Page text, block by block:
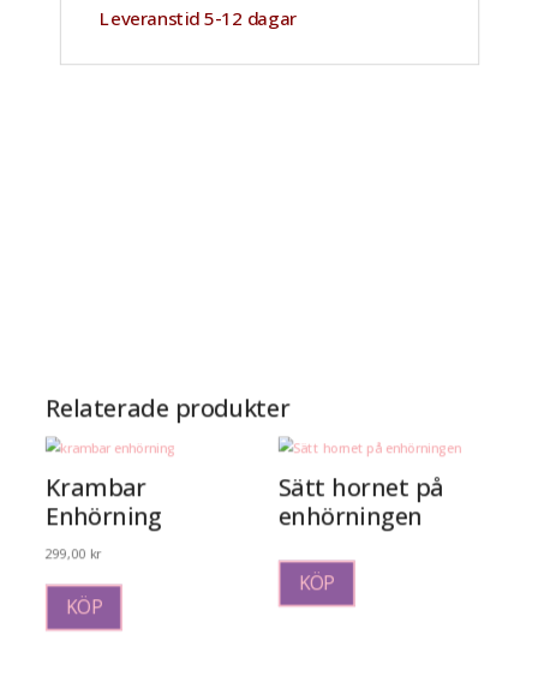
Leveranstid 5-12 dagar
Relaterade produkter
Krambar
Enhörning
299,00 kr
KÖP
Sätt hornet på
enhörningen
KÖP